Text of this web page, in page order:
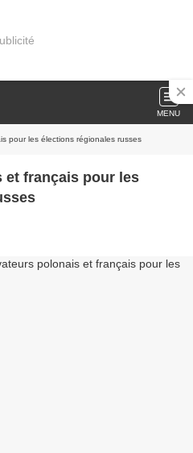
MENU
pour les élections régionales russes
et français pour les